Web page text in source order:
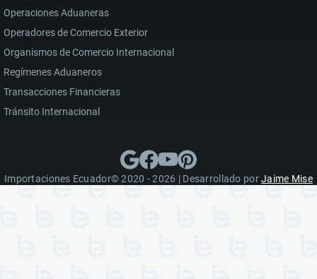
Operaciones Aduaneras
Operadores de Comercio Exterior
Organismos de Comercio Internacional
Regímenes Aduaneros
Transacciones Financieras
Tránsito Internacional
Importaciones Ecuador© 2020 - 2026 | Desarrollado porJaime Mise